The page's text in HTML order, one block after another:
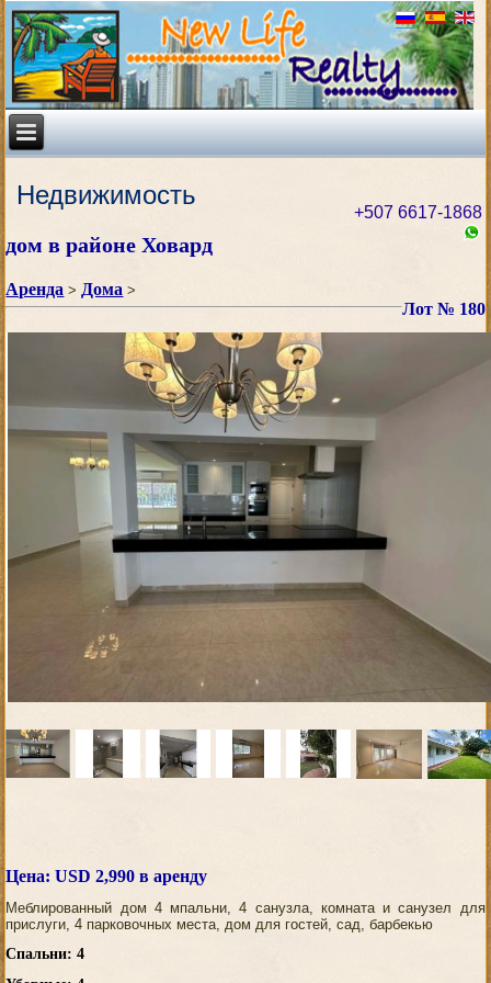
Недвижимость
дом в районе Ховард
+507 6617-1868
Аренда > Дома >
Лот № 180
Цена: USD 2,990 в аренду
Меблированный дом 4 мпальни, 4 санузла, комната и санузел для
прислуги, 4 парковочных места, дом для гостей, сад, барбекью
Спальни: 4